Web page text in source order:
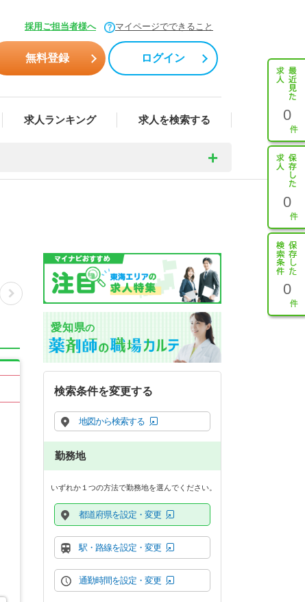
採用ご担当者様へ マイページでできること
無料登録 ログイン
求人ランキング 求人を検索する 0
0
0
愛知県の
検索条件を変更する
地図から検索する
勤務地
いずれか１つの方法で勤務地を選んでください。
都道府県を設定・変更
駅・路線を設定・変更
通勤時間を設定・変更